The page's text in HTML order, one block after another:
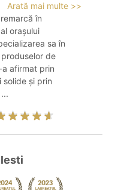
Arată mai multe >>
în
orașului
sa în
de
afirmat prin
solide și prin